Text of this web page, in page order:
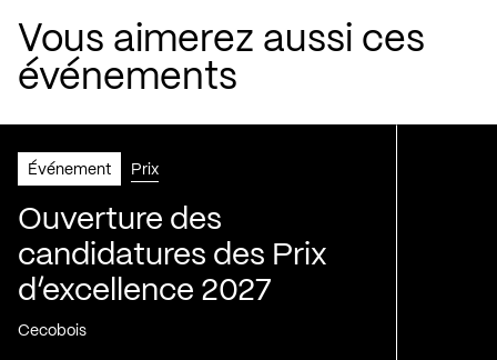
Vous aimerez aussi ces
événements
Événement Prix
Ouverture des
candidatures des Prix
d’excellence 2027
Cecobois